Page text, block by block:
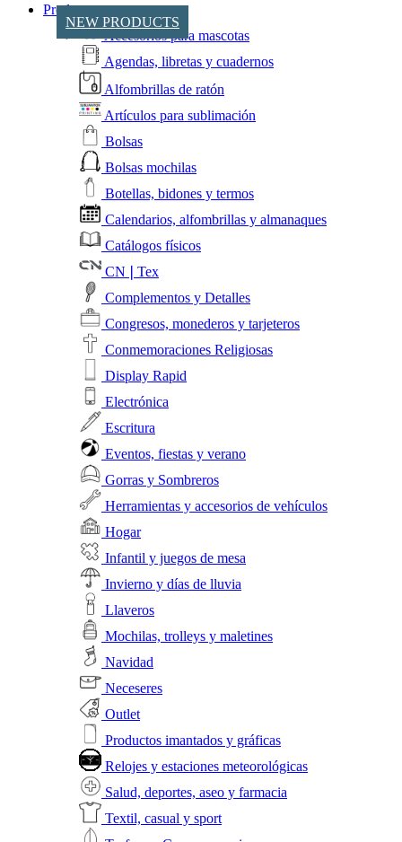
NEW PRODUCTS
Productos
Accesorios para mascotas
Agendas, libretas y cuadernos
Alfombrillas de ratón
Artículos para sublimación
Bolsas
Bolsas mochilas
Botellas, bidones y termos
Calendarios, alfombrillas y almanaques
Catálogos físicos
CN❘Tex
Complementos y Detalles
Congresos, monederos y tarjeteros
Conmemoraciones Religiosas
Display Rapid
Electrónica
Escritura
Eventos, fiestas y verano
Gorras y Sombreros
Herramientas y accesorios de vehículos
Hogar
Infantil y juegos de mesa
Invierno y días de lluvia
Llaveros
Mochilas, trolleys y maletines
Navidad
Neceseres
Outlet
Productos imantados y gráficas
Relojes y estaciones meteorológicas
Salud, deportes, aseo y farmacia
Textil, casual y sport